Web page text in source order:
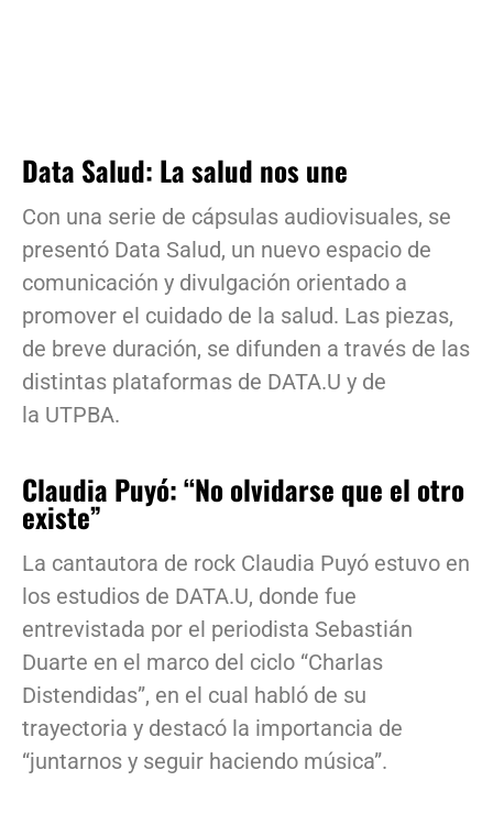
Data Salud: La salud nos une
Con una serie de cápsulas audiovisuales, se
presentó Data Salud, un nuevo espacio de
comunicación y divulgación orientado a
promover el cuidado de la salud. Las piezas,
de breve duración, se difunden a través de las
distintas plataformas de DATA.U y de
la UTPBA.
Claudia Puyó: “No olvidarse que el otro
existe”
La cantautora de rock Claudia Puyó estuvo en
los estudios de DATA.U, donde fue
entrevistada por el periodista Sebastián
Duarte en el marco del ciclo “Charlas
Distendidas”, en el cual habló de su
trayectoria y destacó la importancia de
“juntarnos y seguir haciendo música”.